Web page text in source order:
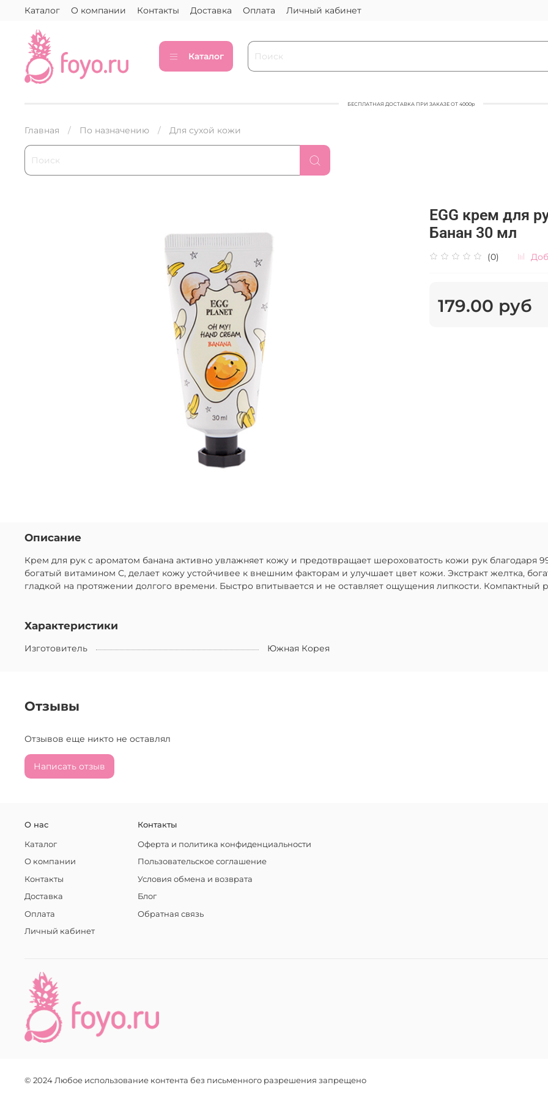
Каталог О компании Контакты Доставка Оплата Личный кабинет
Каталог
БЕСПЛАТНАЯ ДОСТАВКА ПРИ ЗАКАЗЕ ОТ 4000р
Главная По назначению Для сухой кожи
EGG крем для
Банан 30 мл
(0)
179.00 руб
Описание
Крем для рук с ароматом банана активно увлажняет кожу и предотвращает шероховатость кожи рук благодаря
богатый витамином С, делает кожу устойчивее к внешним факторам и улучшает цвет кожи. Экстракт желтка,
гладкой на протяжении долгого времени. Быстро впитывается и не оставляет ощущения липкости. Компактный
Характеристики
Изготовитель Южная Корея
Отзывы
Отзывов еще никто не оставлял
Написать отзыв
О нас
Каталог
О компании
Контакты
Доставка
Оплата
Личный кабинет
Контакты
Оферта и политика конфиденциальности
Пользовательское соглашение
Условия обмена и возврата
Блог
Обратная связь
© 2024 Любое использование контента без письменного разрешения запрещено